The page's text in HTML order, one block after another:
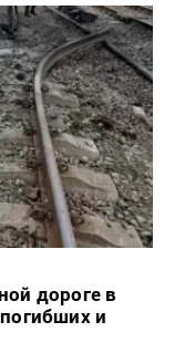
дороге в
и